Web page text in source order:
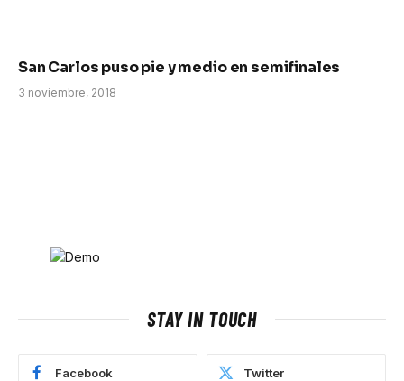
San Carlos puso pie y medio en semifinales
3 noviembre, 2018
STAY IN TOUCH
Facebook Twitter